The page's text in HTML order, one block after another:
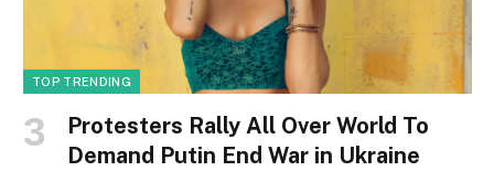
TOP TRENDING
Protesters Rally All Over World To
Demand Putin End War in Ukraine